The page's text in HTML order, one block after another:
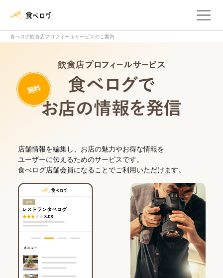
食べログ飲食店プロフィールサービスのご案内
無料
店舗情報を編集し、お店の魅力やお得な情報を
ユーザーに伝えるためのサービスです。
食べログ店舗会員になることでご利用いただけます。